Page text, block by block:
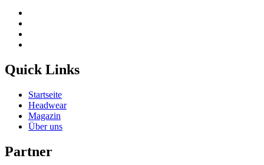
Quick Links
Startseite
Headwear
Magazin
Über uns
Partner